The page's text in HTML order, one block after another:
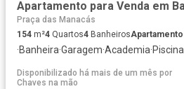
Praça das Manacás
154 m²4 Quartos4 BanheirosApartamento
·Banheira·Garagem·Academia·Piscina
Disponibilizado há mais de um mês por
Chaves na mão